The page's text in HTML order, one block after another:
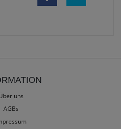
uns
AGBs